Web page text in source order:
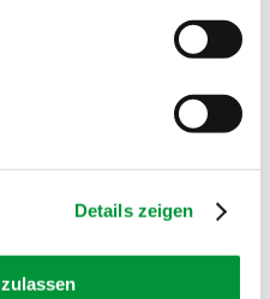
Details zeigen
nach halbiert